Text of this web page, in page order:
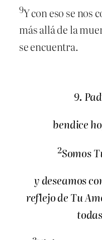
9Y con eso se nos
más allá de la
se encuentra.
9.
bendice
2Somos
y deseamos
reflejo de Tu